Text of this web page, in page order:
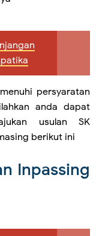
persyaratan
anda dapat
usulan SK
berikut ini
Inpassing